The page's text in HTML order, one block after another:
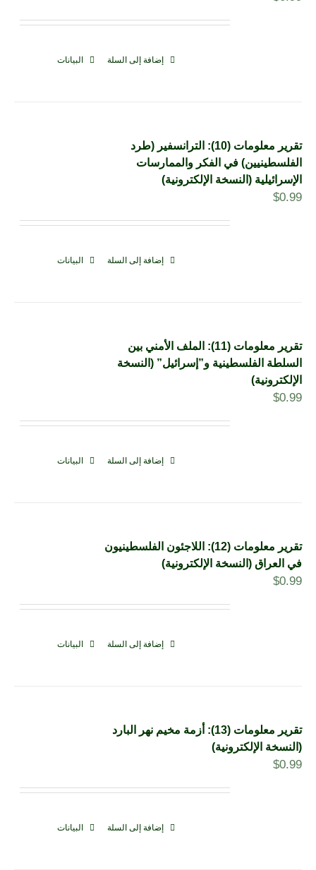
إضافة إلى السلة البيانات
تقرير معلومات (10): الترانسفير (طرد
الفلسطينيين) في الفكر والممارسات
الإسرائيلية (النسخة الإلكترونية)
$0.99
إضافة إلى السلة البيانات
تقرير معلومات (11): الملف الأمني بين
السلطة الفلسطينية و”إسرائيل” (النسخة
الإلكترونية)
$0.99
إضافة إلى السلة البيانات
تقرير معلومات (12): اللاجئون الفلسطينيون
في العراق (النسخة الإلكترونية)
$0.99
إضافة إلى السلة البيانات
تقرير معلومات (13): أزمة مخيم نهر البارد
(النسخة الإلكترونية)
$0.99
إضافة إلى السلة البيانات